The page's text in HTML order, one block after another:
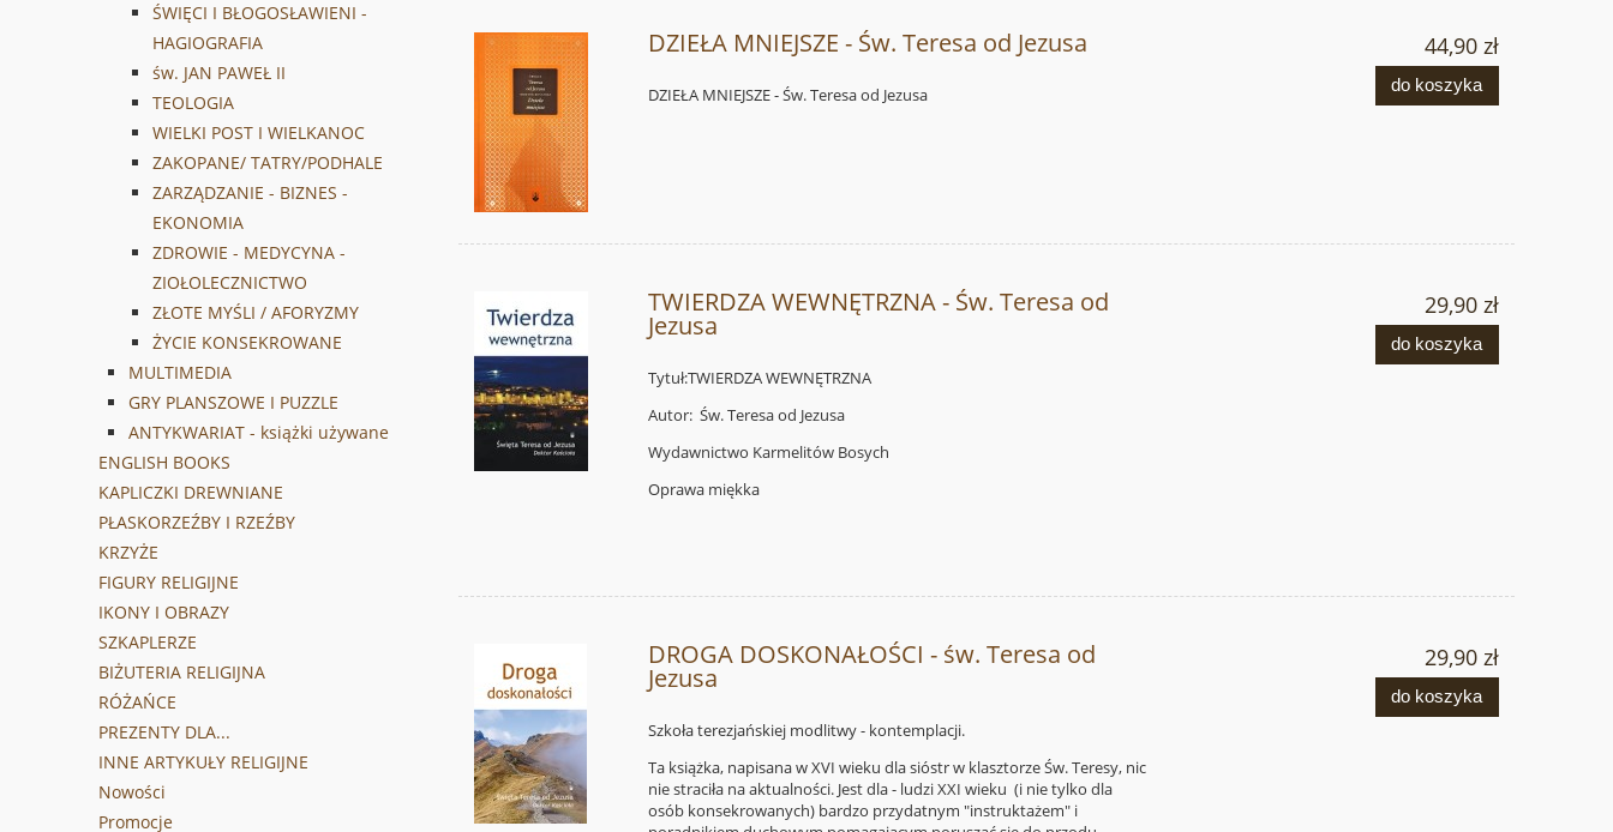
ŚWIĘCI I BŁOGOSŁAWIENI -
HAGIOGRAFIA
św. JAN PAWEŁ II
TEOLOGIA
WIELKI POST I WIELKANOC
ZAKOPANE/ TATRY/PODHALE
ZARZĄDZANIE - BIZNES -
EKONOMIA
ZDROWIE - MEDYCYNA -
ZIOŁOLECZNICTWO
ZŁOTE MYŚLI / AFORYZMY
ŻYCIE KONSEKROWANE
MULTIMEDIA
GRY PLANSZOWE I PUZZLE
ANTYKWARIAT - książki używane
ENGLISH BOOKS
KAPLICZKI DREWNIANE
PŁASKORZEŹBY I RZEŹBY
KRZYŻE
FIGURY RELIGIJNE
IKONY I OBRAZY
SZKAPLERZE
BIŻUTERIA RELIGIJNA
RÓŻAŃCE
PREZENTY DLA...
INNE ARTYKUŁY RELIGIJNE
Nowości
Promocje
DZIEŁA MNIEJSZE - Św. Teresa od Jezusa
DZIEŁA MNIEJSZE - Św. Teresa od Jezusa
44,90 zł
do koszyka
TWIERDZA WEWNĘTRZNA - Św. Teresa od
Jezusa
Tytuł:TWIERDZA WEWNĘTRZNA
Autor: Św. Teresa od Jezusa
Wydawnictwo Karmelitów Bosych
Oprawa miękka
29,90 zł
do koszyka
DROGA DOSKONAŁOŚCI - św. Teresa od
Jezusa
Szkoła terezjańskiej modlitwy - kontemplacji.
Ta książka, napisana w XVI wieku dla sióstr w klasztorze Św. Teresy, nic
nie straciła na aktualności. Jest dla - ludzi XXI wieku (i nie tylko dla
osób konsekrowanych) bardzo przydatnym "instruktażem" i
29,90 zł
do koszyka